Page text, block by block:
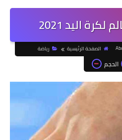
اليد 2021
الصفحة الرئيسية رياضة
الحجم